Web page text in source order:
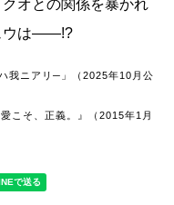
オとの関係を暴かれ
ウは――!?
我ニアリ─」（2025年10月公
こそ、正義。』（2015年1月